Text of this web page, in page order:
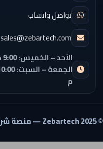
تواصل واتساب
sales@zebartech.com
الأحد – الخميس:9:00 ص – 8:30 م
الجمعة – السبت:
م
© 2025 Zebartech — منصة شركة المهندس